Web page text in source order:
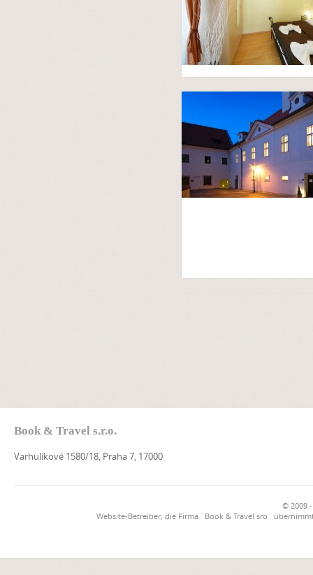
Book & Travel s.r.o.
Varhulíkové 1580/18, Praha 7, 17000
© 2009
Website-Betreiber, die Firma `Book & Travel sro`